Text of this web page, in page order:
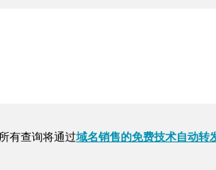
有查询将通过域名销售的免费技术自动转